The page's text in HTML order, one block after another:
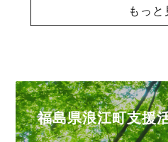
もっと
福島県浪江町支援